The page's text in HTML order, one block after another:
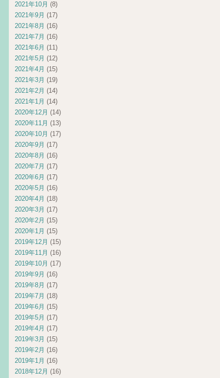
2021年10月 (8)
2021年9月 (17)
2021年8月 (16)
2021年7月 (16)
2021年6月 (11)
2021年5月 (12)
2021年4月 (15)
2021年3月 (19)
2021年2月 (14)
2021年1月 (14)
2020年12月 (14)
2020年11月 (13)
2020年10月 (17)
2020年9月 (17)
2020年8月 (16)
2020年7月 (17)
2020年6月 (17)
2020年5月 (16)
2020年4月 (18)
2020年3月 (17)
2020年2月 (15)
2020年1月 (15)
2019年12月 (15)
2019年11月 (16)
2019年10月 (17)
2019年9月 (16)
2019年8月 (17)
2019年7月 (18)
2019年6月 (15)
2019年5月 (17)
2019年4月 (17)
2019年3月 (15)
2019年2月 (16)
2019年1月 (16)
2018年12月 (16)